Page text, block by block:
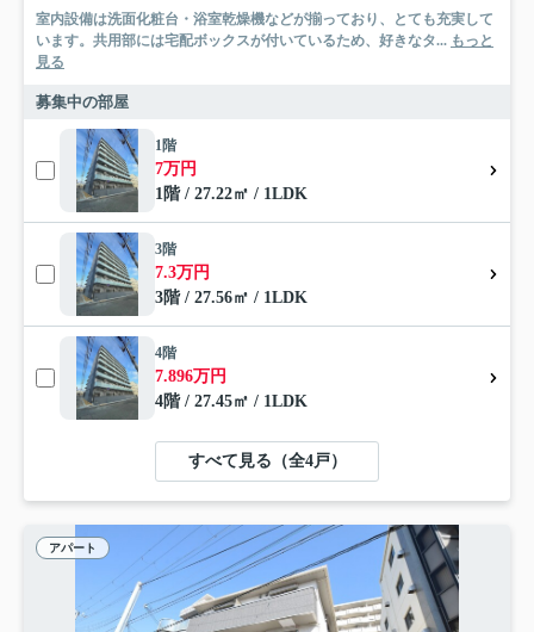
室内設備は洗面化粧台・浴室乾燥機などが揃っており、とても充実して
います。共用部には宅配ボックスが付いているため、好きなタ... もっと
見る
募集中の部屋
1階
7万円
1階 / 27.22㎡ / 1LDK
3階
7.3万円
3階 / 27.56㎡ / 1LDK
4階
7.896万円
4階 / 27.45㎡ / 1LDK
すべて見る（全4戸）
アパート